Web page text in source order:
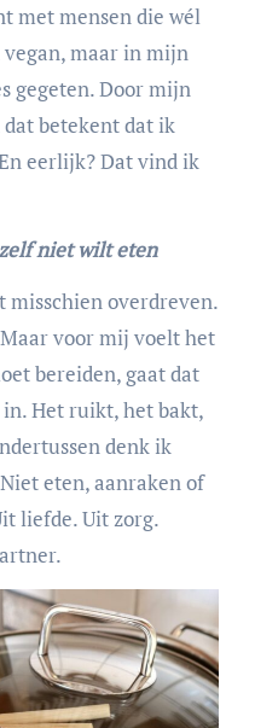
met mensen die wél
maar in mijn
gegeten. Door mijn
betekent dat ik
eerlijk? Dat vind ik
niet wilt eten
voor mij voelt het
bereiden, gaat dat
Het ruikt, het bakt,
denk ik
eten, aanraken of
liefde. Uit zorg.